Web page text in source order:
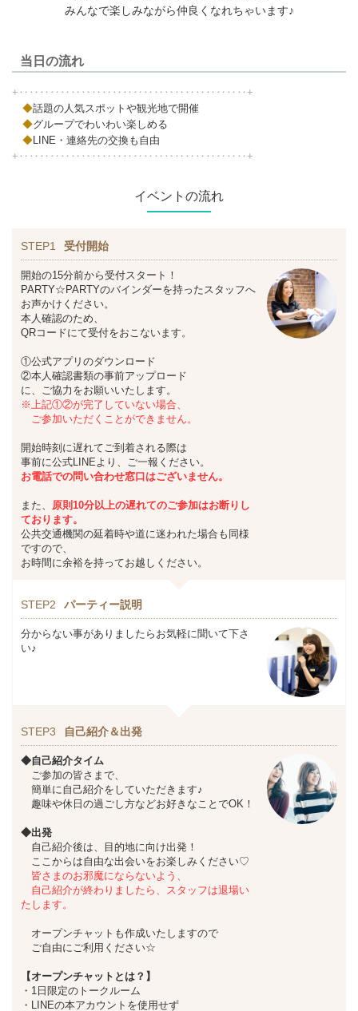
みんなで楽しみながら仲良くなれちゃいます♪
当日の流れ
+‥‥‥‥‥‥‥‥‥‥‥‥‥‥‥‥‥‥‥‥‥‥+
◆話題の人気スポットや観光地で開催
◆グループでわいわい楽しめる
◆LINE・連絡先の交換も自由
+‥‥‥‥‥‥‥‥‥‥‥‥‥‥‥‥‥‥‥‥‥‥+
イベントの流れ
STEP1 受付開始
開始の15分前から受付スタート！
PARTY☆PARTYのバインダーを持ったスタッフへ
お声かけください。
本人確認のため、
QRコードにて受付をおこないます。
①公式アプリのダウンロード
②本人確認書類の事前アップロード
に、ご協力をお願いいたします。
※上記①②が完了していない場合、
ご参加いただくことができません。
開始時刻に遅れてご到着される際は
事前に公式LINEより、ご一報ください。
お電話での問い合わせ窓口はございません。
また、 原則10分以上の遅れてのご参加はお断りし
ております。
公共交通機関の延着時や道に迷われた場合も同様
ですので、
お時間に余裕を持ってお越しください。
STEP2 パーティー説明
分からない事がありましたらお気軽に聞いて下さ
い♪
STEP3 自己紹介＆出発
◆自己紹介タイム
ご参加の皆さまで、
簡単に自己紹介をしていただきます♪
趣味や休日の過ごし方などお好きなことでOK！
◆出発
自己紹介後は、目的地に向け出発！
ここからは自由な出会いをお楽しみください♡
皆さまのお邪魔にならないよう、
自己紹介が終わりましたら、スタッフは退場い
たします。
オープンチャットも作成いたしますので
ご自由にご利用ください☆
【オープンチャットとは？】
・1日限定のトークルーム
・LINEの本アカウントを使用せず